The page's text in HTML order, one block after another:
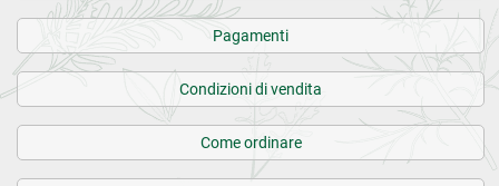
Pagamenti
Condizioni di vendita
Come ordinare